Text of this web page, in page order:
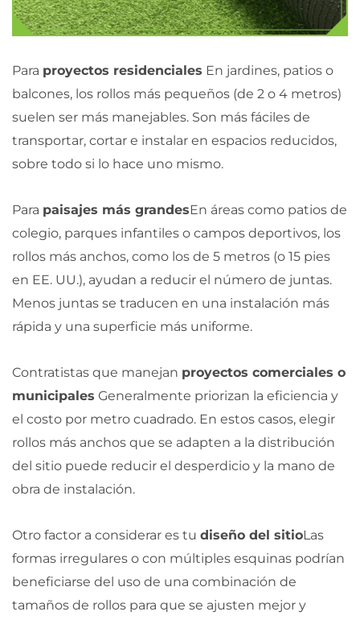
Para proyectos residenciales En jardines, patios o
balcones, los rollos más pequeños (de 2 o 4 metros)
suelen ser más manejables. Son más fáciles de
transportar, cortar e instalar en espacios reducidos,
sobre todo si lo hace uno mismo.
Para paisajes más grandesEn áreas como patios de
colegio, parques infantiles o campos deportivos, los
rollos más anchos, como los de 5 metros (o 15 pies
en EE. UU.), ayudan a reducir el número de juntas.
Menos juntas se traducen en una instalación más
rápida y una superficie más uniforme.
Contratistas que manejan proyectos comerciales o
municipales Generalmente priorizan la eficiencia y
el costo por metro cuadrado. En estos casos, elegir
rollos más anchos que se adapten a la distribución
del sitio puede reducir el desperdicio y la mano de
obra de instalación.
Otro factor a considerar es tu diseño del sitioLas
formas irregulares o con múltiples esquinas podrían
beneficiarse del uso de una combinación de
tamaños de rollos para que se ajusten mejor y